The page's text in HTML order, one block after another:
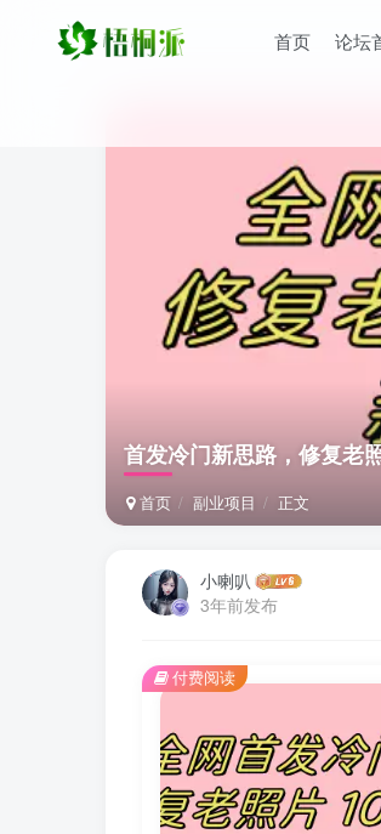
首页 论坛
首发冷门新思路，修复老
首页 副业项目 正文
小喇叭
3年前发布
付费阅读